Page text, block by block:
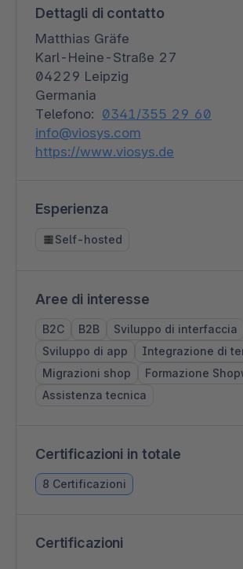
Dettagli di contatto
Matthias Gräfe
Karl-Heine-Straße 27
04229 Leipzig
Germania
Telefono: 0341/355 29 60
info@viosys.com
https://www.viosys.de
Esperienza
Self-hosted
Aree di interesse
B2C B2B
Sviluppo di interfaccia
Sviluppo di app
Integrazione di
Migrazioni shop
Formazione
Assistenza tecnica
Certificazioni in totale
8 Certificazioni
Certificazioni